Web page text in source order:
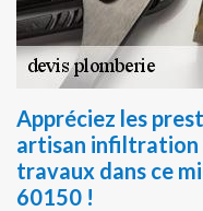
Appréciez les
artisan infiltration
travaux dans ce
60150 !